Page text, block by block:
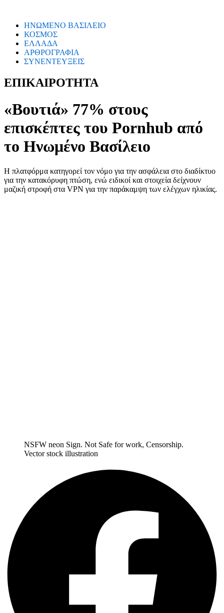
ΗΝΩΜΕΝΟ ΒΑΣΙΛΕΙΟ
ΚΟΣΜΟΣ
ΕΛΛΑΔΑ
ΑΡΘΡΟΓΡΑΦΙΑ
ΣΥΝΕΝΤΕΥΞΕΙΣ
ΕΠΙΚΑΙΡΟΤΗΤΑ
«Βουτιά» 77% στους
επισκέπτες του Pornhub από
το Ηνωμένο Βασίλειο
Η πλατφόρμα κατηγορεί τον νόμο για την ασφάλεια στο διαδίκτυο
για την κατακόρυφη πτώση, ενώ ειδικοί και στοιχεία δείχνουν
μαζική στροφή στα VPN για την παράκαμψη των ελέγχων ηλικίας.
NSFW neon Sign. Not Safe for work, Censorship.
Vector stock illustration